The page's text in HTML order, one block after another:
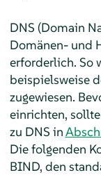
DNS (Domain
Domänen- und
erforderlich. So
beispielsweise
zugewiesen.
einrichten,
zu DNS in
Die folgenden
BIND, den